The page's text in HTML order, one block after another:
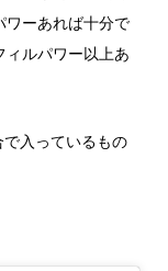
ワーあれば十分で
ルパワー以上あ
入っているもの